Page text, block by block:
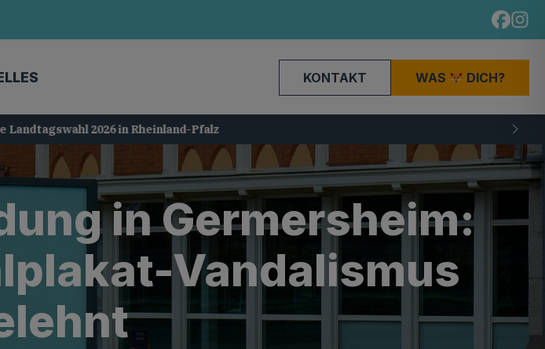
KONTAKT WAS DICH?
2026 in Rheinland-Pfalz
in Germersheim:
Vandalismus